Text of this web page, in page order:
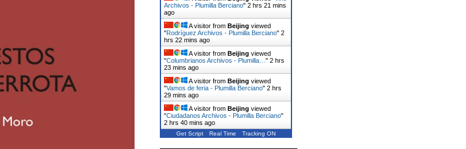
Archivos - Plumilla Berciano" 2 hrs 21 mins
ago
A visitor from Beijing viewed
"Rodríguez Archivos - Plumilla Berciano" 2
hrs 22 mins ago
A visitor from Beijing viewed
"Columbrianos Archivos - Plumilla… " 2 hrs
23 mins ago
A visitor from Beijing viewed
"Vamos de feria - Plumilla Berciano" 2 hrs
29 mins ago
A visitor from Beijing viewed
"Ciudadanos Archivos - Plumilla Berciano"
2 hrs 40 mins ago
Get Script Real Time Tracking ON